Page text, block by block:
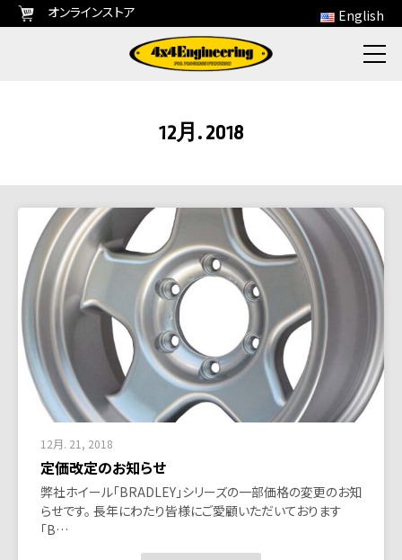
オンラインストア English
12月. 2018
12月. 21, 2018
定価改定のお知らせ
弊社ホイール「BRADLEY」シリーズの一部価格の変更のお知
らせです。 長年にわたり皆様にご愛顧いただいております
「B…